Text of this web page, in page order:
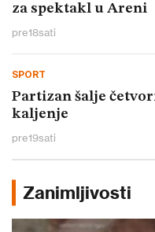
za spektakl u Areni
pre18sati
SPORT
Partizan šalje
kaljenje
pre19sati
Zanimljivosti